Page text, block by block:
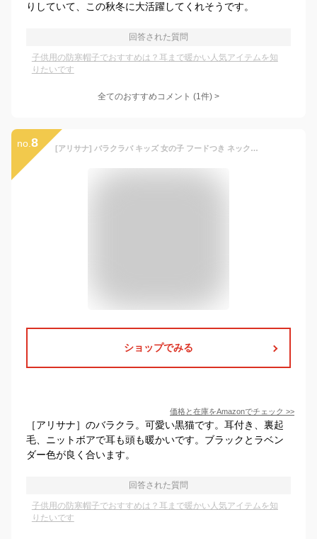
りしていて、この秋冬に大活躍してくれそうです。
回答された質問
子供用の防寒帽子でおすすめは？耳まで暖かい人気アイテムを知
りたいです
全てのおすすめコメント (1件) >
no. 8 [アリサナ] バラクラバ キッズ 女の子 フードつき ネックウォーマー 帽子 裏起毛 ニット ボア ファー 猫 子供 ブラックラベンダー フリー
ショップでみる
価格と在庫をAmazonでチェック >>
［アリサナ］のバラクラ。可愛い黒猫です。耳付き、裏起
毛、ニットボアで耳も頭も暖かいです。ブラックとラベン
ダー色が良く合います。
回答された質問
子供用の防寒帽子でおすすめは？耳まで暖かい人気アイテムを知
りたいです